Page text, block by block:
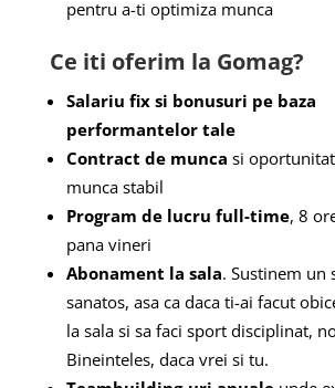
pentru a-ti optimiza munca
Ce iti oferim la Gomag?
Salariu fix si bonusuri pe baza
performantelor tale
Contract de munca si
munca stabil
Program de lucru full-time, 8
pana vineri
Abonament la sala. Sustinem un
sanatos, asa ca daca ti-ai facut
la sala si sa faci sport disciplinat,
Bineinteles, daca vrei si tu.